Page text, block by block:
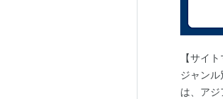
【サイ
ジャン
は、ア